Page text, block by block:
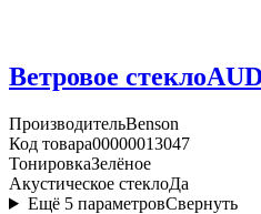
Ветровое стекло
ПроизводительBenson
Код товара00000013047
ТонировкаЗелёное
Акустическое стеклоДа
Ещё 5 параметровСвернуть